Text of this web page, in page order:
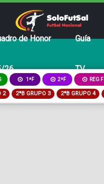
de Honor
26
Guía
TV
1ªF 2ªF REG F
2 2ªB GRUPO 3 2ªB GRUPO 4